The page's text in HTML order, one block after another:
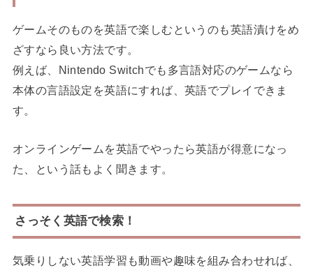
ゲームそのものを英語で楽しむというのも英語漬けをめ
ざすなら良い方法です。
例えば、Nintendo Switchでも多言語対応のゲームなら
本体の言語設定を英語にすれば、英語でプレイできま
す。
オンラインゲームを英語でやったら英語が得意になっ
た、という話もよく聞きます。
さっそく英語で検索！
気乗りしない英語学習も動画や趣味を組み合わせれば、